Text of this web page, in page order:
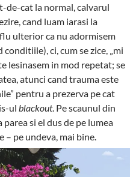
de-cat la normal, calvarul
cand luam iarasi la
ulterior ca nu adormisem
ci, cum se zice, „mi
lesinasem in mod repetat; se
atunci cand trauma este
pentru a prezerva pe cat
ul blackout. Pe scaunul din
si el dus de pe lumea
– pe undeva, mai bine.